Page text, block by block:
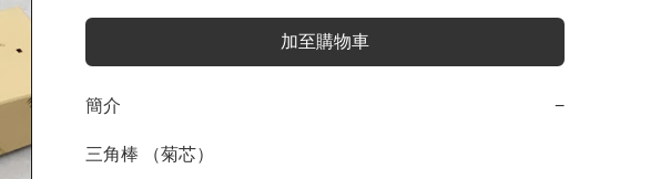
加至購物車
簡介 −
三角棒 （菊芯）